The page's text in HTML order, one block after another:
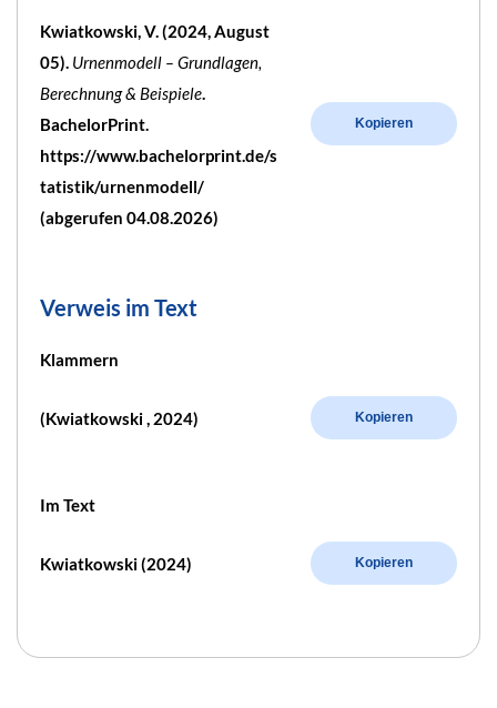
Kwiatkowski, V. (2024, August
05). Urnenmodell – Grundlagen,
Berechnung & Beispiele.
BachelorPrint.
https://www.bachelorprint.de/s
tatistik/urnenmodell/
(abgerufen 04.08.2026)
Kopieren
Verweis im Text
Klammern
(Kwiatkowski , 2024) Kopieren
Im Text
Kwiatkowski (2024) Kopieren